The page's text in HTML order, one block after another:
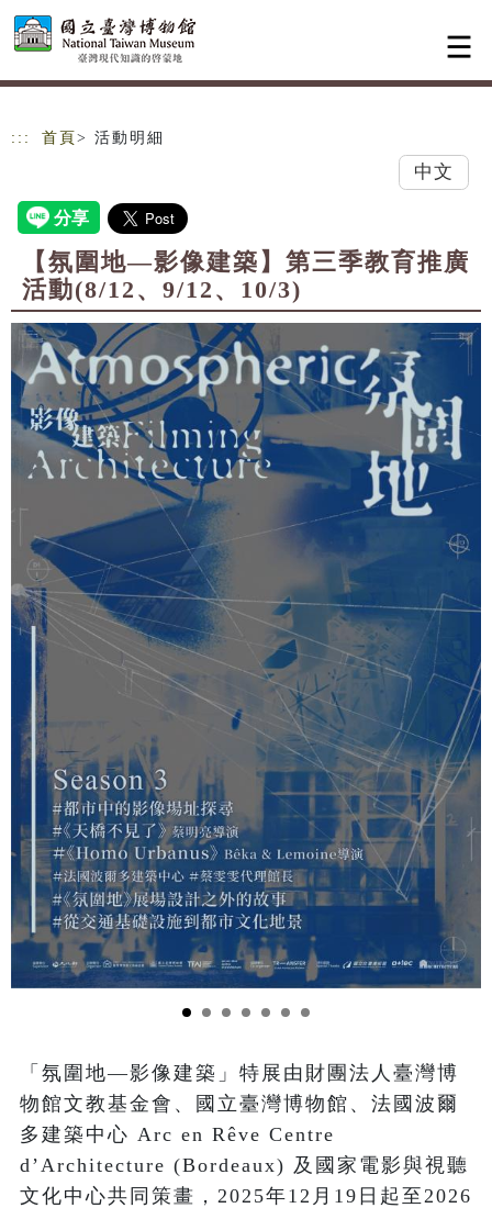
跳到主要內容
網站導覽
::: 首頁 > 活動明細
中文
【氛圍地—影像建築】第三季教育推廣
活動(8/12、9/12、10/3)
「氛圍地—影像建築」特展由財團法人臺灣博
物館文教基金會、國立臺灣博物館、法國波爾
多建築中心 Arc en Rêve Centre
d’Architecture (Bordeaux) 及國家電影與視聽
文化中心共同策畫，2025年12月19日起至2026